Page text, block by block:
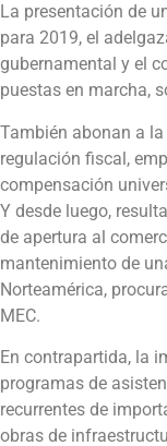
La presentación de
para 2019, el
gubernamental y el
puestas en marcha,
También abonan a
regulación fiscal,
compensación
Y desde luego,
de apertura al
mantenimiento de
Norteamérica,
MEC.
En contrapartida, la
programas de
recurrentes de
obras de